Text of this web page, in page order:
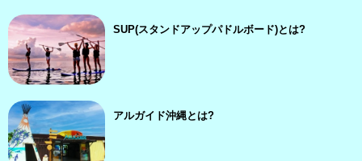
SUP(スタンドアップパドルボード)とは?
アルガイド沖縄とは?